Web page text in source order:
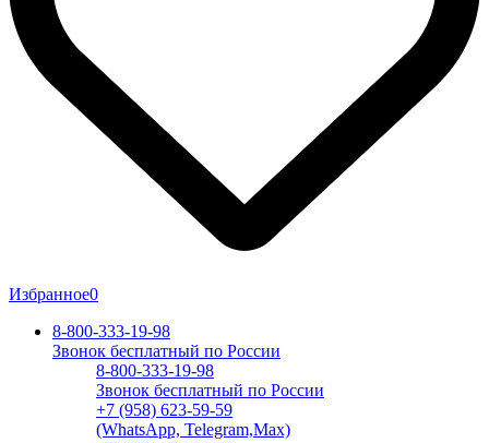
Избранное0
8-800-333-19-98
Звонок бесплатный по России
8-800-333-19-98
Звонок бесплатный по России
+7 (958) 623-59-59
(WhatsApp, Telegram,Max)